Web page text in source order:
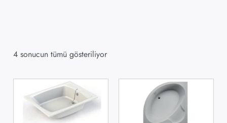
4 sonucun tümü gösteriliyor